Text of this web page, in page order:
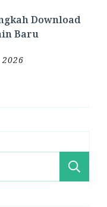
Download
Baru